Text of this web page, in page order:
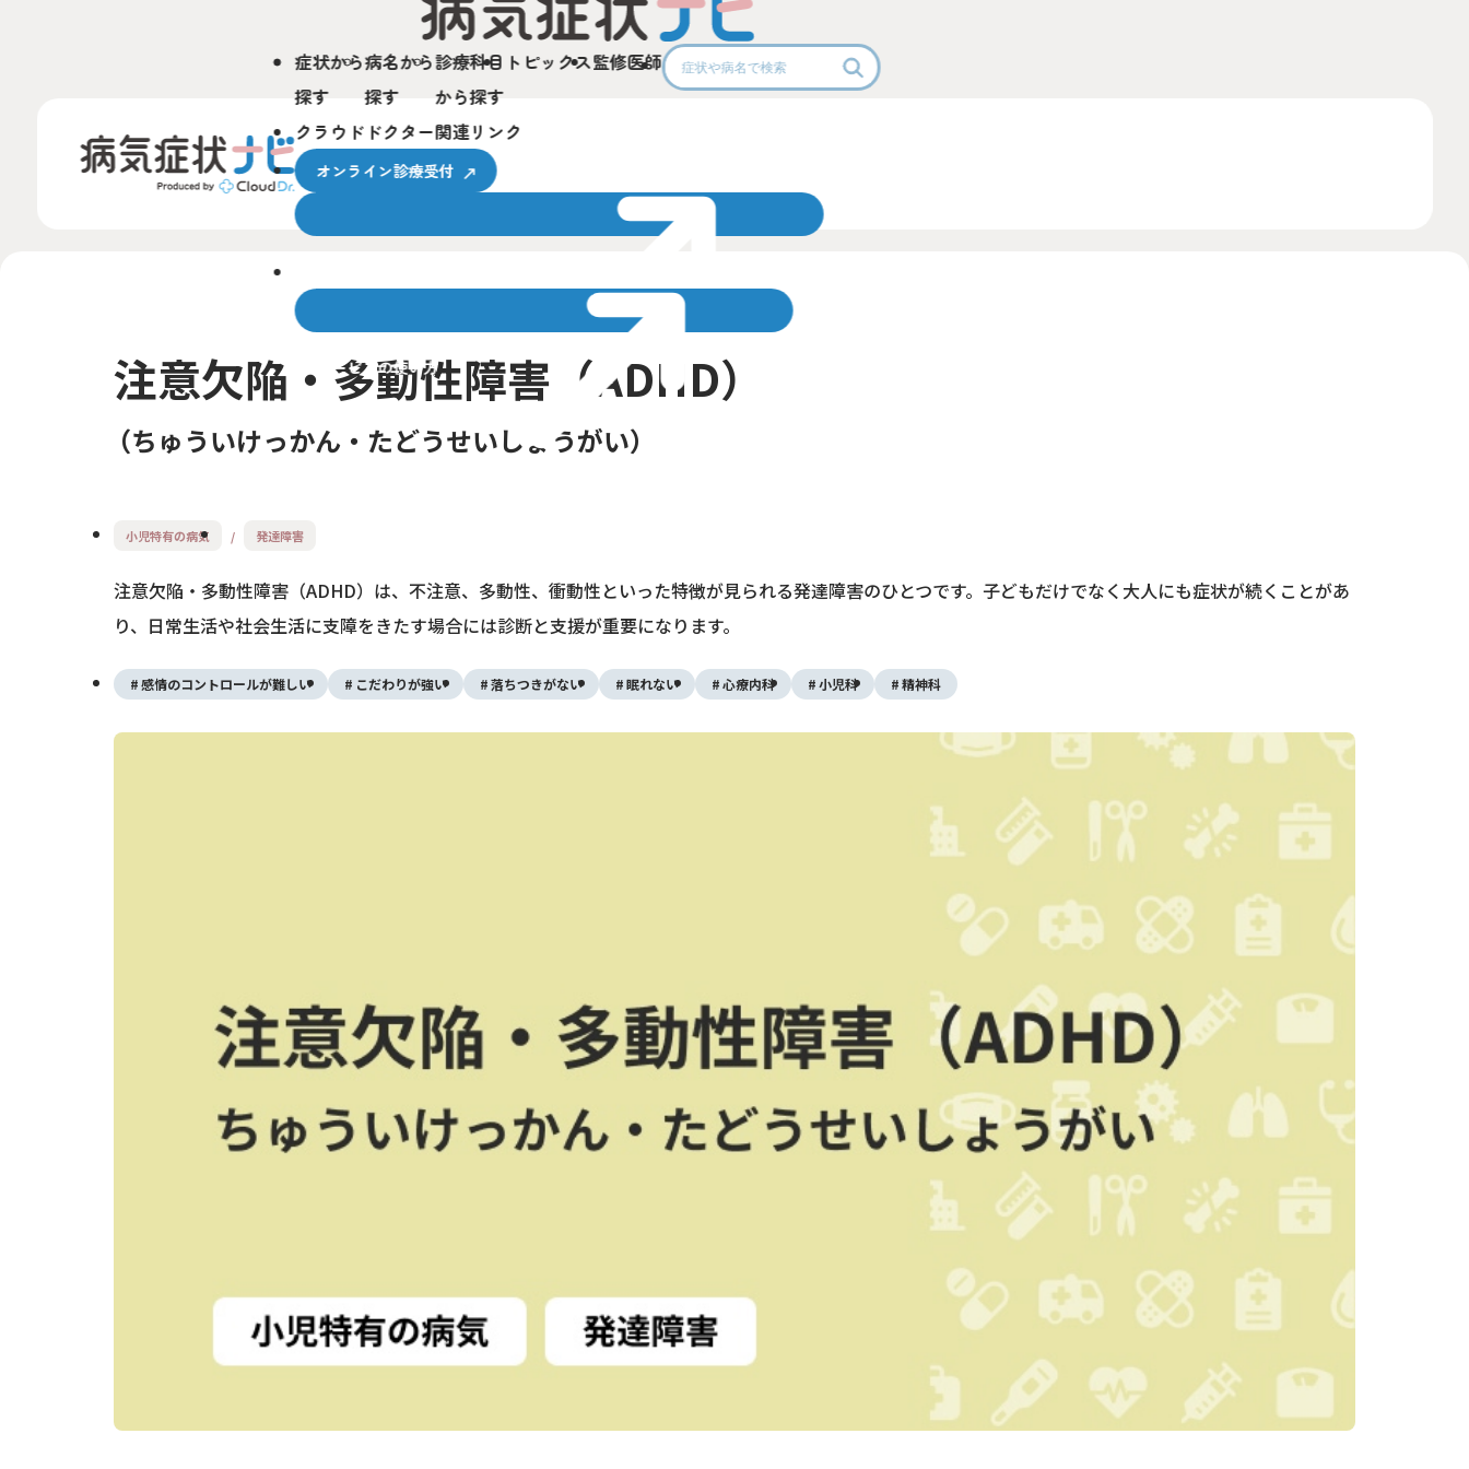
症状から
探す
病名から
探す
診療科目
から探す
トピックス監修医師
クラウドドクター関連リンク
オンライン診療受付
サービスの使い方
注意欠陥・多動性障害（ADHD）
ちゅういけっかん・たどうせいしょうがい
小児特有の病気 発達障害
注意欠陥・多動性障害（ADHD）は、不注意、多動性、衝動性といった特徴が見られる発達障害のひとつです。子どもだけでなく大人にも症状が続くことがあ
り、日常生活や社会生活に支障をきたす場合には診断と支援が重要になります。
感情のコントロールが難しい こだわりが強い 落ちつきがない 眠れない 心療内科 小児科 精神科